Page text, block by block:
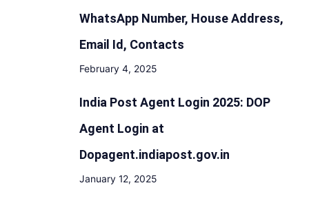
WhatsApp Number, House Address,
Email Id, Contacts
February 4, 2025
India Post Agent Login 2025: DOP
Agent Login at
Dopagent.indiapost.gov.in
January 12, 2025